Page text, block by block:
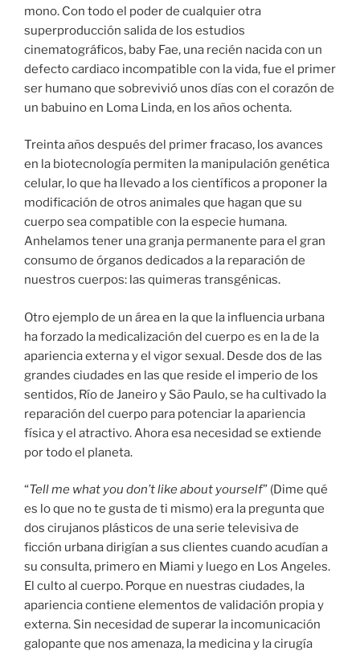
mono. Con todo el poder de cualquier otra
superproducción salida de los estudios
cinematográficos, baby Fae, una recién nacida con un
defecto cardiaco incompatible con la vida, fue el primer
ser humano que sobrevivió unos días con el corazón de
un babuino en Loma Linda, en los años ochenta.
Treinta años después del primer fracaso, los avances
en la biotecnología permiten la manipulación genética
celular, lo que ha llevado a los científicos a proponer la
modificación de otros animales que hagan que su
cuerpo sea compatible con la especie humana.
Anhelamos tener una granja permanente para el gran
consumo de órganos dedicados a la reparación de
nuestros cuerpos: las quimeras transgénicas.
Otro ejemplo de un área en la que la influencia urbana
ha forzado la medicalización del cuerpo es en la de la
apariencia externa y el vigor sexual. Desde dos de las
grandes ciudades en las que reside el imperio de los
sentidos, Río de Janeiro y São Paulo, se ha cultivado la
reparación del cuerpo para potenciar la apariencia
física y el atractivo. Ahora esa necesidad se extiende
por todo el planeta.
“Tell me what you don’t like about yourself” (Dime qué
es lo que no te gusta de ti mismo) era la pregunta que
dos cirujanos plásticos de una serie televisiva de
ficción urbana dirigían a sus clientes cuando acudían a
su consulta, primero en Miami y luego en Los Angeles.
El culto al cuerpo. Porque en nuestras ciudades, la
apariencia contiene elementos de validación propia y
externa. Sin necesidad de superar la incomunicación
galopante que nos amenaza, la medicina y la cirugía